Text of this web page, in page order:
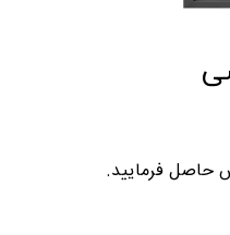
حاصل فرمایید.